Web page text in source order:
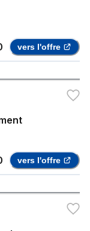
vers l'offre
vers l'offre